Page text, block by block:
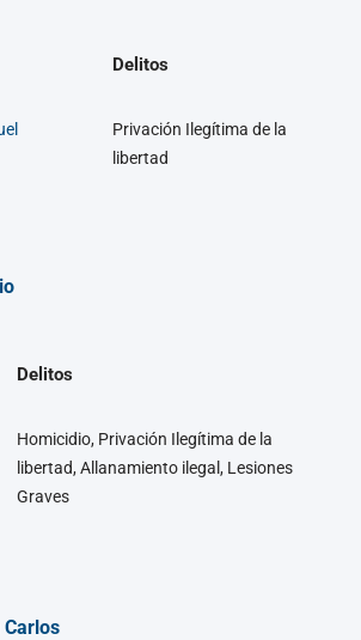
Delitos
Privación Ilegítima de la
libertad
Delitos
Homicidio, Privación Ilegítima de la
libertad, Allanamiento ilegal, Lesiones
Graves
Carlos